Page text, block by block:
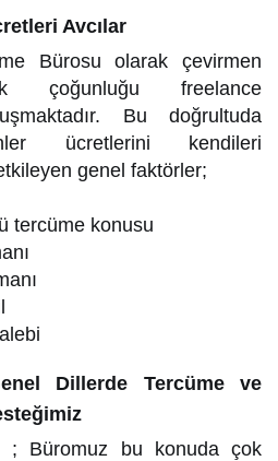
Avcılar
Bürosu olarak çevirmen
çoğunluğu freelance
Bu doğrultuda
ücretlerini kendileri
genel faktörler;
tercüme konusu
Dillerde Tercüme ve
bu konuda çok